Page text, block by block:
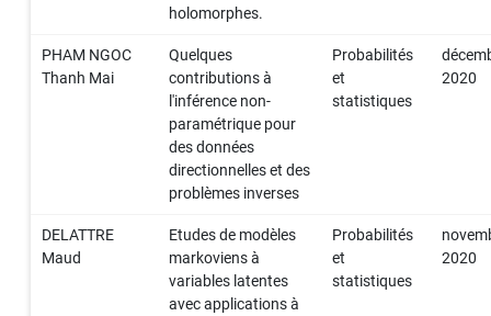
holomorphes.
PHAM NGOC
Thanh Mai
Quelques
contributions à
l'inférence non-
paramétrique pour
des données
directionnelles et des
problèmes inverses
Probabilités
et
statistiques
2020
DELATTRE
Maud
Etudes de modèles
markoviens à
variables latentes
avec applications à
Probabilités
et
statistiques
2020